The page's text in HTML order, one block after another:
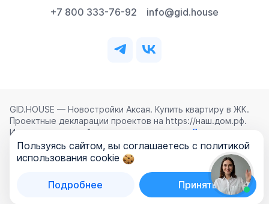
+7 800 333-76-92 info@gid.house
GID.HOUSE — Новостройки Аксая. Купить квартиру в ЖК.
Проектные декларации проектов на https://наш.дом.рф.
Использование сайта означает согласие с
Лицензионным
соглашением ,Политикой конфиденциальностии
Политикой обработки персональных данных
ООО «ГИД.ХАУЗ»
Пользуясь сайтом, вы соглашаетесь с политикой
использования cookie
Подробнее Принять